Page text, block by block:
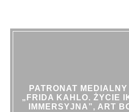
PATRONAT
„FRIDA KAHLO. ŻYCIE
IMMERSYJNA”, ART